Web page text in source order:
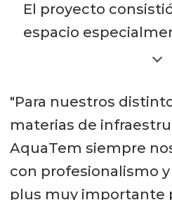
El proyecto
espacio
para los
comodidades que
encontrar en un
estadía pueda ser
“Encontramos la
madera nativa y se
"Para nuestros
materias de
AquaTem siempre
con profesionalismo
plus muy importante